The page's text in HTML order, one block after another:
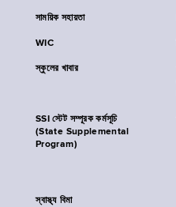
সাময়িক সহায়তা
WIC
স্কুলের খাবার
SSI স্টেট সম্পূরক কর্মসূচি
(State Supplemental
Program)
স্বাস্থ্য বিমা